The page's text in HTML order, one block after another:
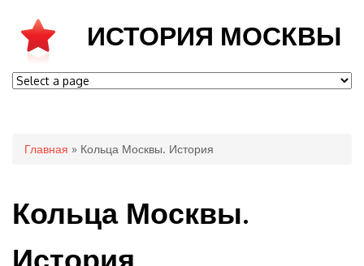
ИСТОРИЯ МОСКВЫ
Вы здесь
Главная » Кольца Москвы. История
Кольца Москвы.
История